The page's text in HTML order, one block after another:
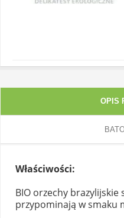
OPIS
Właściwości:
BIO orzechy brazylijskie
przypominają w smaku